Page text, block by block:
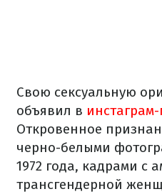
Свою сексуальную
объявил в
Откровенное
черно-белыми
1972 года, кадрами с
трансгендерной